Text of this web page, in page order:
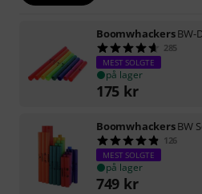
BoomwhackersBW-
285
MEST SOLGTE
på lager
175 kr
BoomwhackersBW
126
MEST SOLGTE
på lager
749 kr